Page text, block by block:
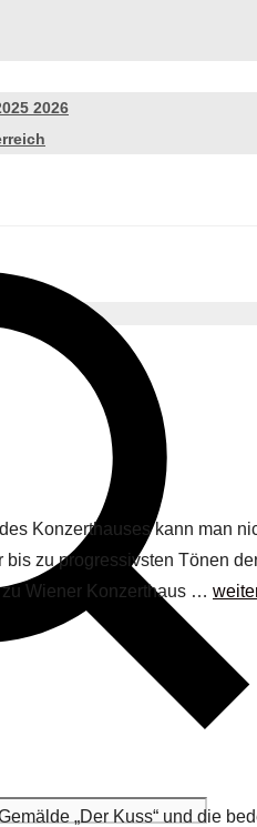
2026
Konzerthauses kann man
zu progressivsten Tönen
Wiener Konzerthaus …
„Der Kuss“ und die